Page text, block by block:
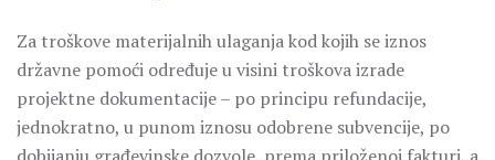
Za troškove materijalnih ulaganja kod kojih se iznos
državne pomoći određuje u visini troškova izrade
projektne dokumentacije – po principu refundacije,
jednokratno, u punom iznosu odobrene subvencije, po